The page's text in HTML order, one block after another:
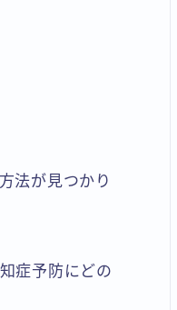
法が見つかり
症予防にどの